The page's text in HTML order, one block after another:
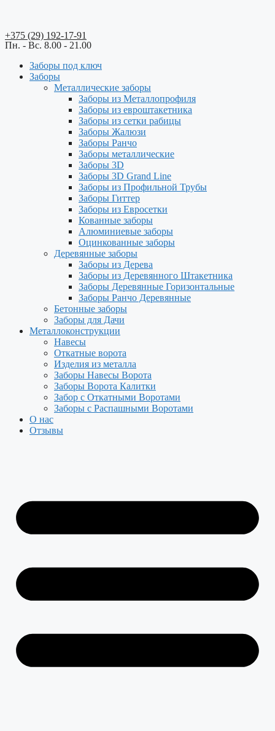
+375 (29) 192-17-91
Пн. - Вс. 8.00 - 21.00
Заборы под ключ
Заборы
Металлические заборы
Заборы из Металлопрофиля
Заборы из евроштакетника
Заборы из сетки рабицы
Заборы Жалюзи
Заборы Ранчо
Заборы металлические
Заборы 3D
Заборы 3D Grand Line
Заборы из Профильной Трубы
Заборы Гиттер
Заборы из Евросетки
Кованные заборы
Алюминиевые заборы
Оцинкованные заборы
Деревянные заборы
Заборы из Дерева
Заборы из Деревянного Штакетника
Заборы Деревянные Горизонтальные
Заборы Ранчо Деревянные
Бетонные заборы
Заборы для Дачи
Металлоконструкции
Навесы
Откатные ворота
Изделия из металла
Заборы Навесы Ворота
Заборы Ворота Калитки
Забор с Откатными Воротами
Заборы с Распашными Воротами
О нас
Отзывы